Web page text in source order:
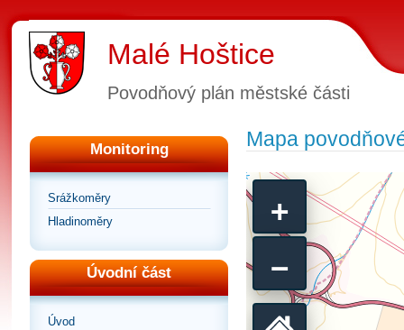
Malé Hoštice
Povodňový plán městské části
Monitoring
Srážkoměry
Hladinoměry
Úvodní část
Úvod
Mapa
+
−